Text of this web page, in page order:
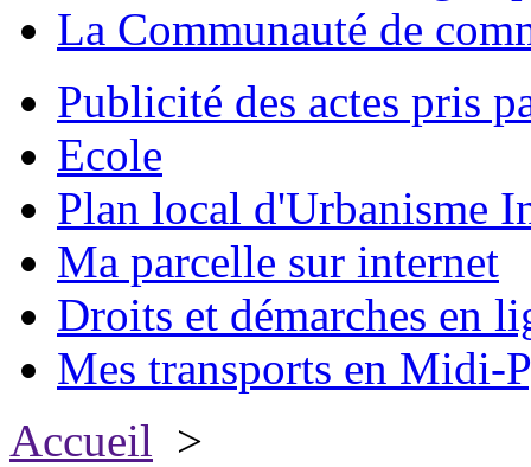
La Communauté de
Publicité des actes pris
Ecole
Plan local d'Urbanisme
Ma parcelle sur internet
Droits et démarches en
Mes transports en Midi-
Accueil >